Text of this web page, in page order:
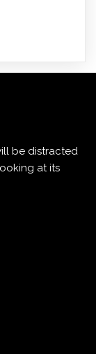
be distracted
at its